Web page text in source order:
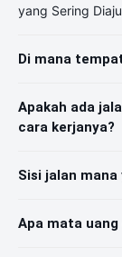
yang Sering
Di mana
Apakah ada
cara kerjanya?
Sisi jalan
Apa mata